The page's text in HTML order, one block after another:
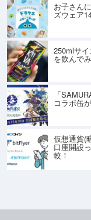
お子さん
ズウェア
250mlサ
を飲んで
「
コラボ缶
仮想通貨(
口座開設
較！